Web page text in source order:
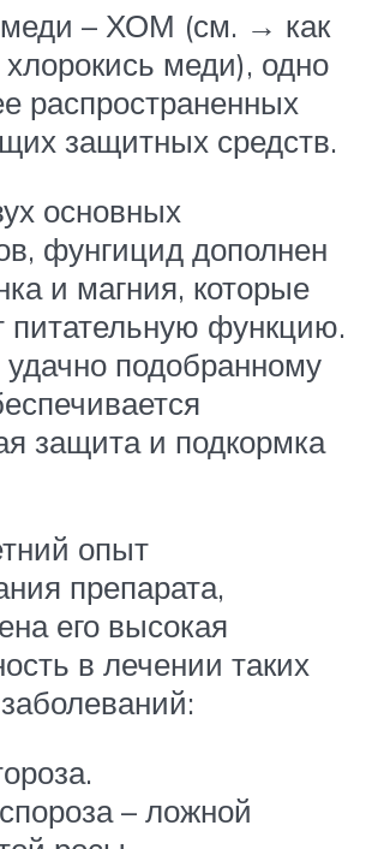
меди – ХОМ (см. → как
меди), одно
распространенных
защитных средств.
основных
фунгицид дополнен
и магния, которые
питательную функцию.
удачно подобранному
защита и подкормка
опыт
препарата,
его высокая
в лечении таких
– ложной